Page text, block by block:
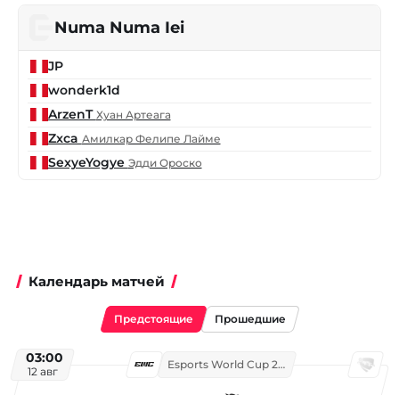
Numa Numa Iei
JP
wonderk1d
ArzenT Хуан Артеага
Zxca Амилкар Фелипе Лайме
SexyeYogye Эдди Ороско
Календарь матчей
Предстоящие Прошедшие
03:00
12 авг
Esports World Cup 2026